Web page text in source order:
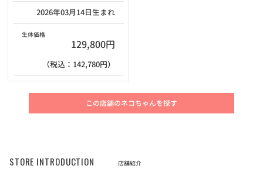
2026年03月14日生まれ
生体価格
129,800円
（税込：142,780円）
この店舗のネコちゃんを探す
STORE INTRODUCTION 店舗紹介